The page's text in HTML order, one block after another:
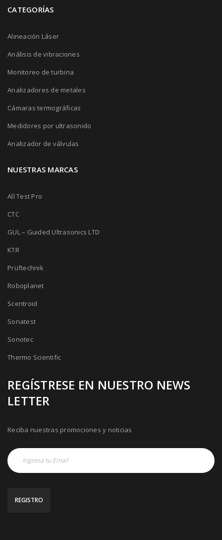
CATEGORÍAS
Alineación Láser
Análisis de vibraciones
Monitoreo de turbina
Analizadores de metales
Cámaras termográficas
Medidores por ultrasonido
Analizador de válvulas
NUESTRAS MARCAS
All Test Pro
CTC
GUL – Guided Ultrasonics LTD
KTR
Prüftechnik
Roboplanet
Scentroid
Sonatest
Sonotec
Thermo Scientific
REGÍSTRESE EN NUESTRO NEWS
LETTER
Reciba nuestras promociones y noticias